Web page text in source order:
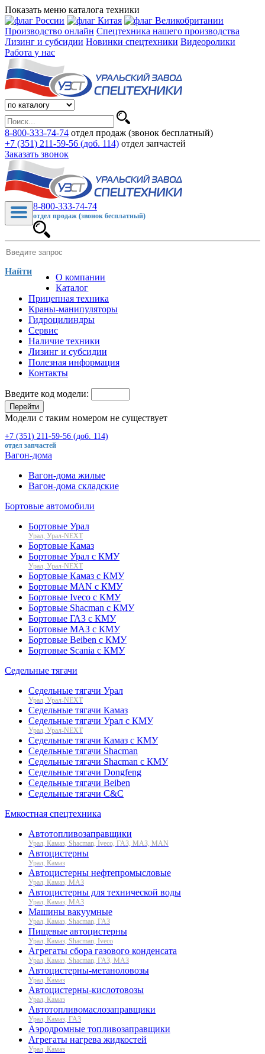
Показать меню каталога техники
Производство онлайн Спецтехника нашего производства
Лизинг и субсидии Новинки спецтехники Видеоролики
Работа у нас
8-800-333-74-74 отдел продаж (звонок бесплатный)
+7 (351) 211-59-56 (доб. 114) отдел запчастей
Заказать звонок
8-800-333-74-74
отдел продаж (звонок бесплатный)
Найти
О компании
Каталог
Прицепная техника
Краны-манипуляторы
Гидроцилиндры
Сервис
Наличие техники
Лизинг и субсидии
Полезная информация
Контакты
Введите код модели:
Перейти
Модели с таким номером не существует
+7 (351) 211-59-56 (доб. 114)
отдел запчастей
Вагон-дома
Вагон-дома жилые
Вагон-дома складские
Бортовые автомобили
Бортовые Урал
Урал, Урал-NEXT
Бортовые Камаз
Бортовые Урал с КМУ
Урал, Урал-NEXT
Бортовые Камаз с КМУ
Бортовые MAN с КМУ
Бортовые Iveco с КМУ
Бортовые Shacman с КМУ
Бортовые ГАЗ с КМУ
Бортовые МАЗ с КМУ
Бортовые Beiben с КМУ
Бортовые Scania с КМУ
Седельные тягачи
Седельные тягачи Урал
Урал, Урал-NEXT
Седельные тягачи Камаз
Седельные тягачи Урал с КМУ
Урал, Урал-NEXT
Седельные тягачи Камаз с КМУ
Седельные тягачи Shacman
Седельные тягачи Shacman с КМУ
Седельные тягачи Dongfeng
Седельные тягачи Beiben
Седельные тягачи C&C
Емкостная спецтехника
Автотопливозаправщики
Урал, Камаз, Shacman, Iveco, ГАЗ, МАЗ, MAN
Автоцистерны
Урал, Камаз
Автоцистерны нефтепромысловые
Урал, Камаз, МАЗ
Автоцистерны для технической воды
Урал, Камаз, МАЗ
Машины вакуумные
Урал, Камаз, Shacman, ГАЗ
Пищевые автоцистерны
Урал, Камаз, Shacman, Iveco
Агрегаты сбора газового конденсата
Урал, Камаз, Shacman, ГАЗ, МАЗ
Автоцистерны-метаноловозы
Урал, Камаз
Автоцистерны-кислотовозы
Урал, Камаз
Автотопливомаслозаправщики
Урал, Камаз, ГАЗ
Аэродромные топливозаправщики
Агрегаты нагрева жидкостей
Урал, Камаз